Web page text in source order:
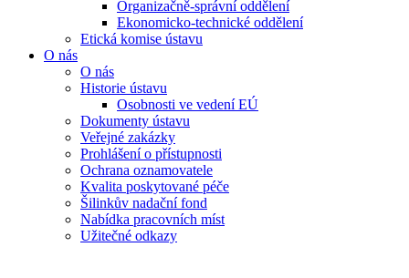
Organizačně-správní oddělení
Ekonomicko-technické oddělení
Etická komise ústavu
O nás
O nás
Historie ústavu
Osobnosti ve vedení EÚ
Dokumenty ústavu
Veřejné zakázky
Prohlášení o přístupnosti
Ochrana oznamovatele
Kvalita poskytované péče
Šilinkův nadační fond
Nabídka pracovních míst
Užitečné odkazy